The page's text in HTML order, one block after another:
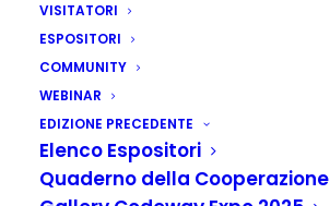
VISITATORI
ESPOSITORI
COMMUNITY
WEBINAR
EDIZIONE PRECEDENTE
Elenco Espositori
Quaderno della Cooperazione